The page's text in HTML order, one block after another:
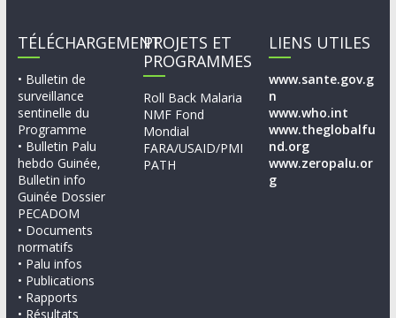
TÉLÉCHARGEMENT
• Bulletin de
surveillance
sentinelle du
Programme
• Bulletin Palu
hebdo Guinée,
Bulletin info
Guinée Dossier
PECADOM
• Documents
normatifs
• Palu infos
• Publications
• Rapports
• Résultats
PROJETS ET
PROGRAMMES
Roll Back Malaria
NMF Fond
Mondial
FARA/USAID/PMI
PATH
LIENS UTILES
www.sante.gov.g
n
www.who.int
www.theglobalfu
nd.org
www.zeropalu.or
g